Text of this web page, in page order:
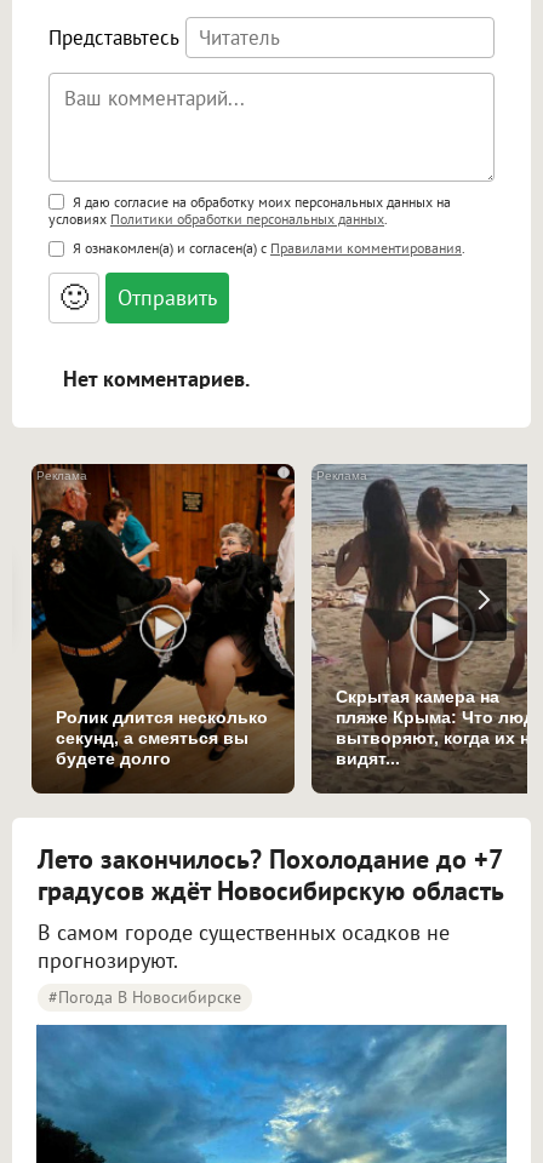
Представьтесь
Поддержка HTML
<b>, <strong>, <u>, <i>, <em>, <s>, <big>,
<small>, <sup>, <sub>, <pre>, <ul>, <ol>, <li>,
<blockquote>, <code> экранирует HTML,
адреса URL автоматически становятся
ссылками, и [img]адрес[/img] будет
Я даю согласие на обработку моих персональных данных на
условиях Политики обработки персональных данных.
Я ознакомлен(а) и согласен(а) с Правилами комментирования.
🙂
Нет комментариев.
i
Ролик длится несколько
секунд, а смеяться вы
будете долго
Скрытая камера на
пляже Крыма: Что
вытворяют, когда их не
видят...
Лето закончилось? Похолодание до +7
градусов ждёт Новосибирскую область
В самом городе существенных осадков не
прогнозируют.
#Погода В Новосибирске